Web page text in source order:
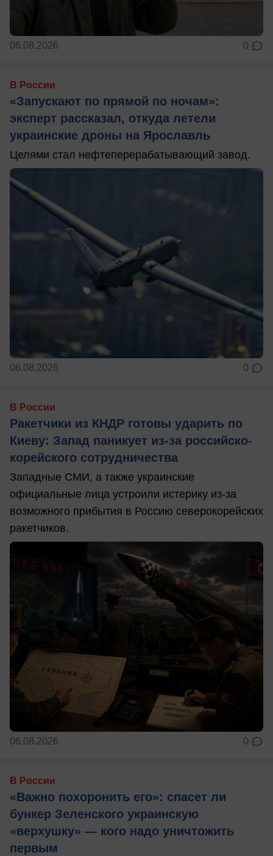
06.08.2026 0
В России
«Запускают по прямой по ночам»:
эксперт рассказал, откуда летели
украинские дроны на Ярославль
Целями стал нефтеперерабатывающий завод.
06.08.2026 0
В России
Ракетчики из КНДР готовы ударить по
Киеву: Запад паникует из-за российско-
корейского сотрудничества
Западные СМИ, а также украинские
официальные лица устроили истерику из-за
возможного прибытия в Россию северокорейских
ракетчиков.
06.08.2026 0
В России
«Важно похоронить его»: спасет ли
бункер Зеленского украинскую
«верхушку» — кого надо уничтожить
первым